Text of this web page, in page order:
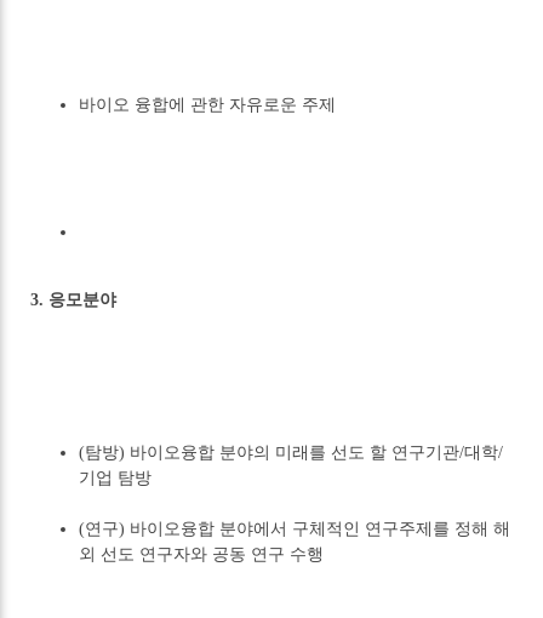
바이오 융합에 관한 자유로운 주제
3. 응모분야
(탐방) 바이오융합 분야의 미래를 선도 할 연구기관/대학/
기업 탐방
(연구) 바이오융합 분야에서 구체적인 연구주제를 정해 해
외 선도 연구자와 공동 연구 수행